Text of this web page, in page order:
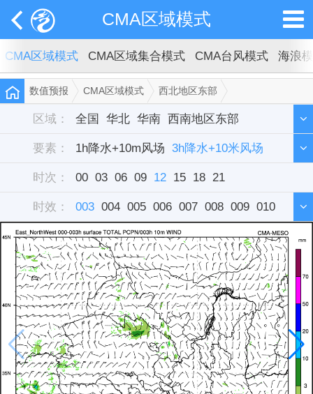
CMA区域模式
CMA区域模式 CMA区域集合模式 CMA台风模式 海浪
数值预报 CMA区域模式 西北地区东部
3h降水+10米风场
区域： 全国 华北 华南 西南地区东部
西北地区东部 东北 华中 西藏 新疆
华东 单站
要素： 1h降水+10m风场 3h降水+10米风场
6h降水+10米风场 12h降水+10米风场
雷达组合反射率
时次： 00 03 06 09 12 15 18 21
时效： 003 004 005 006 007 008 009 010
011 012 013 014 015 016 017 018
019 020 021 022 023 024 025 026
027 028 029 030 031 032 033 034
035 036 037 038 039 040 041 042
043 044 045 046 047 048 049 050
051 052 053 054 055 056 057 058